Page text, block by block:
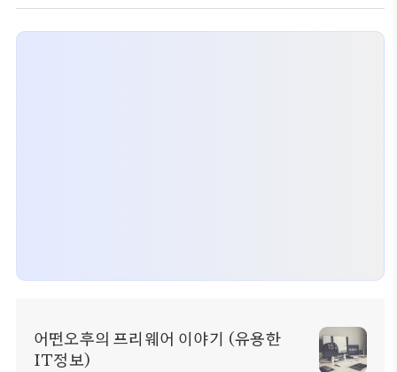
어떤오후의 프리웨어 이야기 (유용한
IT정보)